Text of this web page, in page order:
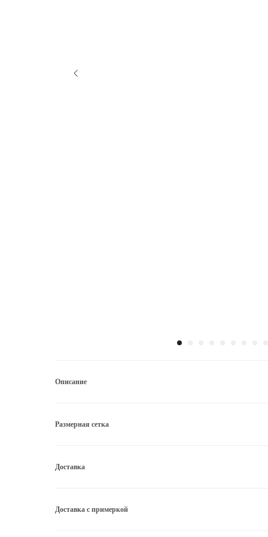
Описание
Размерная сетка
Доставка
Доставка с примеркой